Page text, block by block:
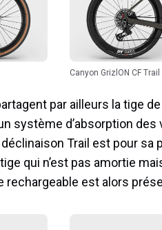
Canyon GrizlON CF Trail
par ailleurs la tige de
système d’absorption
Trail est pour sa
qui n’est pas amortie
rechargeable est alors